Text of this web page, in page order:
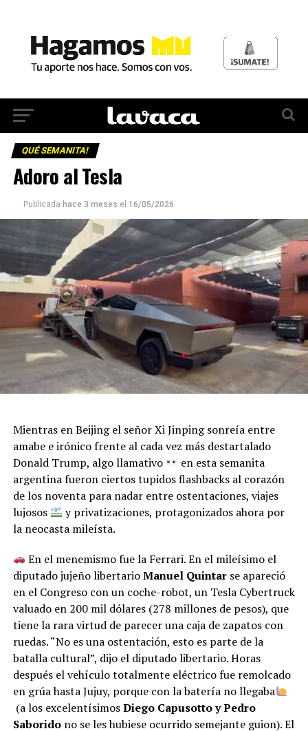
QUÉ SEMANITA!
Adoro al Tesla
Publicada hace 3 meses el 16/05/2026
Mientras en Beijing el señor Xi Jinping sonreía entre
amabe e irónico frente al cada vez más destartalado
Donald Trump, algo llamativo
en esta semanita
argentina fueron ciertos tupidos flashbacks al corazón
de los noventa para nadar entre ostentaciones, viajes
lujosos
y privatizaciones, protagonizados ahora por
la neocasta mileísta.
En el menemismo fue la Ferrari. En el mileísimo el
diputado jujeño libertarioManuel Quintar se apareció
en el Congreso con un coche-robot, un Tesla Cybertruck
valuado en 200 mil dólares (278 millones de pesos), que
tiene la rara virtud de parecer una caja de zapatos con
ruedas. “No es una ostentación, esto es parte de la
batalla cultural”, dijo el diputado libertario. Horas
después el vehículo totalmente eléctrico fue remolcado
en grúa hasta Jujuy, porque con la batería no llegaba
(a los excelentísimosDiego Capusotto y Pedro
Saboridono se les hubiese ocurrido semejante guion). El